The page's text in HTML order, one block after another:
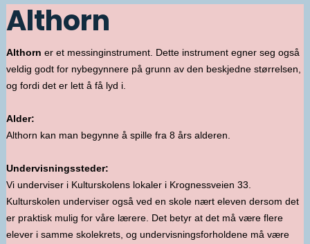
Althorn
Althorn er et messinginstrument. Dette instrument egner seg også
veldig godt for nybegynnere på grunn av den beskjedne størrelsen,
og fordi det er lett å få lyd i.
Alder:
Althorn kan man begynne å spille fra 8 års alderen.
Undervisningssteder:
Vi underviser i Kulturskolens lokaler i Krognessveien 33.
Kulturskolen underviser også ved en skole nært eleven dersom det
er praktisk mulig for våre lærere. Det betyr at det må være flere
elever i samme skolekrets, og undervisningsforholdene må være